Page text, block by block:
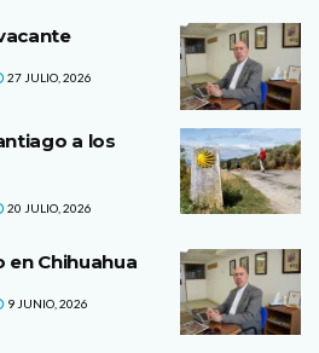
27 JULIO, 2026
a los
20 JULIO, 2026
Chihuahua
9 JUNIO, 2026